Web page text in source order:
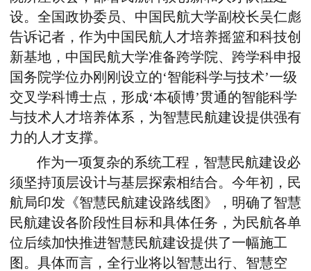
设。全国政协委员、中国民航大学副校长吴仁彪
告诉记者，作为中国民航人才培养摇篮和科技创
新基地，中国民航大学准备跨学院、跨学科申报
国务院学位办刚刚设立的‘智能科学与技术’一级
交叉学科博士点，形成‘本硕博’贯通的智能科学
与技术人才培养体系，为智慧民航建设提供强有
力的人才支撑。
作为一项复杂的系统工程，智慧民航建设必
须坚持顶层设计与基层探索相结合。今年初，民
航局印发《智慧民航建设路线图》，明确了智慧
民航建设各阶段性目标和具体任务，为民航各单
位后续加快推进智慧民航建设提供了一幅施工
图。具体而言，全行业将以智慧出行、智慧空